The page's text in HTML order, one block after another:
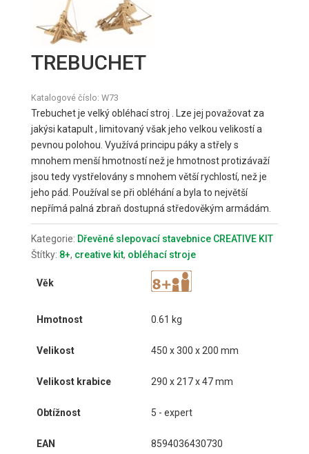
TREBUCHET
Katalogové číslo: W73
Trebuchet je velký obléhací stroj .​ Lze jej považovat za
jakýsi katapult , limitovaný však jeho velkou velikostí a
pevnou polohou. Využívá principu páky a střely s
mnohem menší hmotností než je hmotnost protizávaží
jsou tedy vystřelovány s mnohem větší rychlostí, než je
jeho pád. Používal se při obléhání a byla to největší
nepřímá palná zbraň dostupná středověkým armádám.
Kategorie: Dřevěné slepovací stavebnice CREATIVE KIT
Štítky: 8+, creative kit, obléhací stroje
Věk
Hmotnost 0.61 kg
Velikost 450 x 300 x 200 mm
Velikost krabice 290 x 217 x 47 mm
Obtížnost 5 - expert
EAN 8594036430730